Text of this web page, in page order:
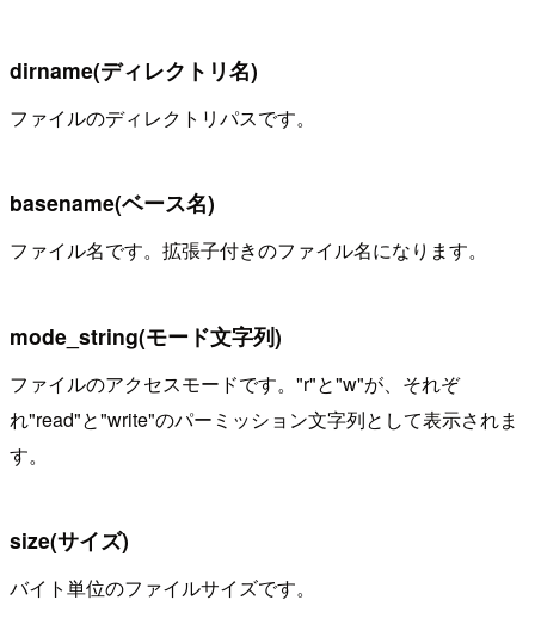
dirname(ディレクトリ名)
ファイルのディレクトリパスです。
basename(ベース名)
ファイル名です。拡張子付きのファイル名になります。
mode_string(モード文字列)
ファイルのアクセスモードです。"r"と"w"が、それぞ
れ"read"と"write"のパーミッション文字列として表示されま
す。
size(サイズ)
バイト単位のファイルサイズです。